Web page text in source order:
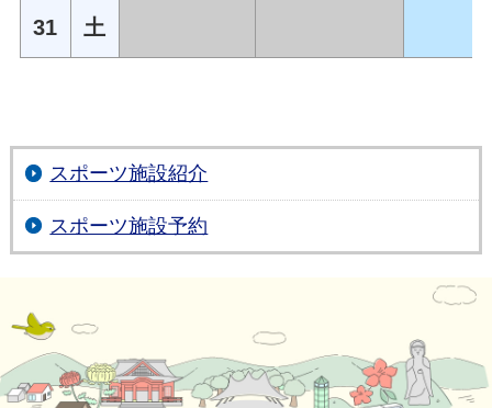
31 土
スポーツ施設紹介
スポーツ施設予約